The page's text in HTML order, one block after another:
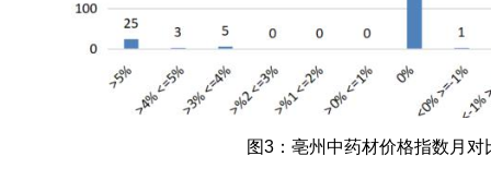
图3：亳州中药材价格指数月对